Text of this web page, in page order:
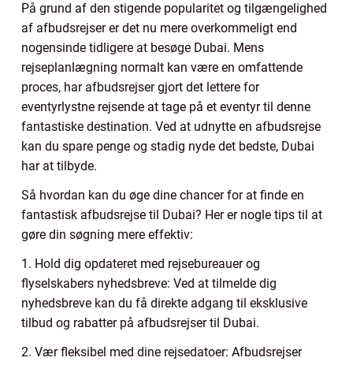
På grund af den stigende popularitet og tilgængelighed
af afbudsrejser er det nu mere overkommeligt end
nogensinde tidligere at besøge Dubai. Mens
rejseplanlægning normalt kan være en omfattende
proces, har afbudsrejser gjort det lettere for
eventyrlystne rejsende at tage på et eventyr til denne
fantastiske destination. Ved at udnytte en afbudsrejse
kan du spare penge og stadig nyde det bedste, Dubai
har at tilbyde.
Så hvordan kan du øge dine chancer for at finde en
fantastisk afbudsrejse til Dubai? Her er nogle tips til at
gøre din søgning mere effektiv:
1. Hold dig opdateret med rejsebureauer og
flyselskabers nyhedsbreve: Ved at tilmelde dig
nyhedsbreve kan du få direkte adgang til eksklusive
tilbud og rabatter på afbudsrejser til Dubai.
2. Vær fleksibel med dine rejsedatoer: Afbudsrejser